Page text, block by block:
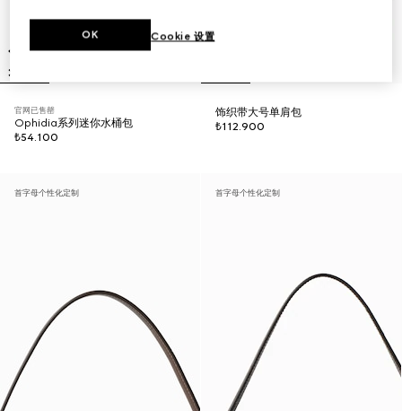
官网已售罄
Ophidia系列迷你水桶包
₺54.100
饰织带大号单肩包
₺112.900
首字母个性化定制 首字母个性化定制
Cookie 设置
OK